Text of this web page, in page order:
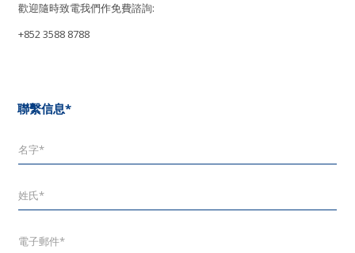
歡迎隨時致電我們作免費諮詢:
+852 3588 8788
聯繫信息*